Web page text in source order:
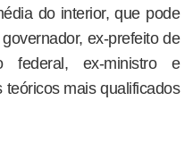
do interior, que pode
ex-prefeito de
federal, ex-ministro e
mais qualificados